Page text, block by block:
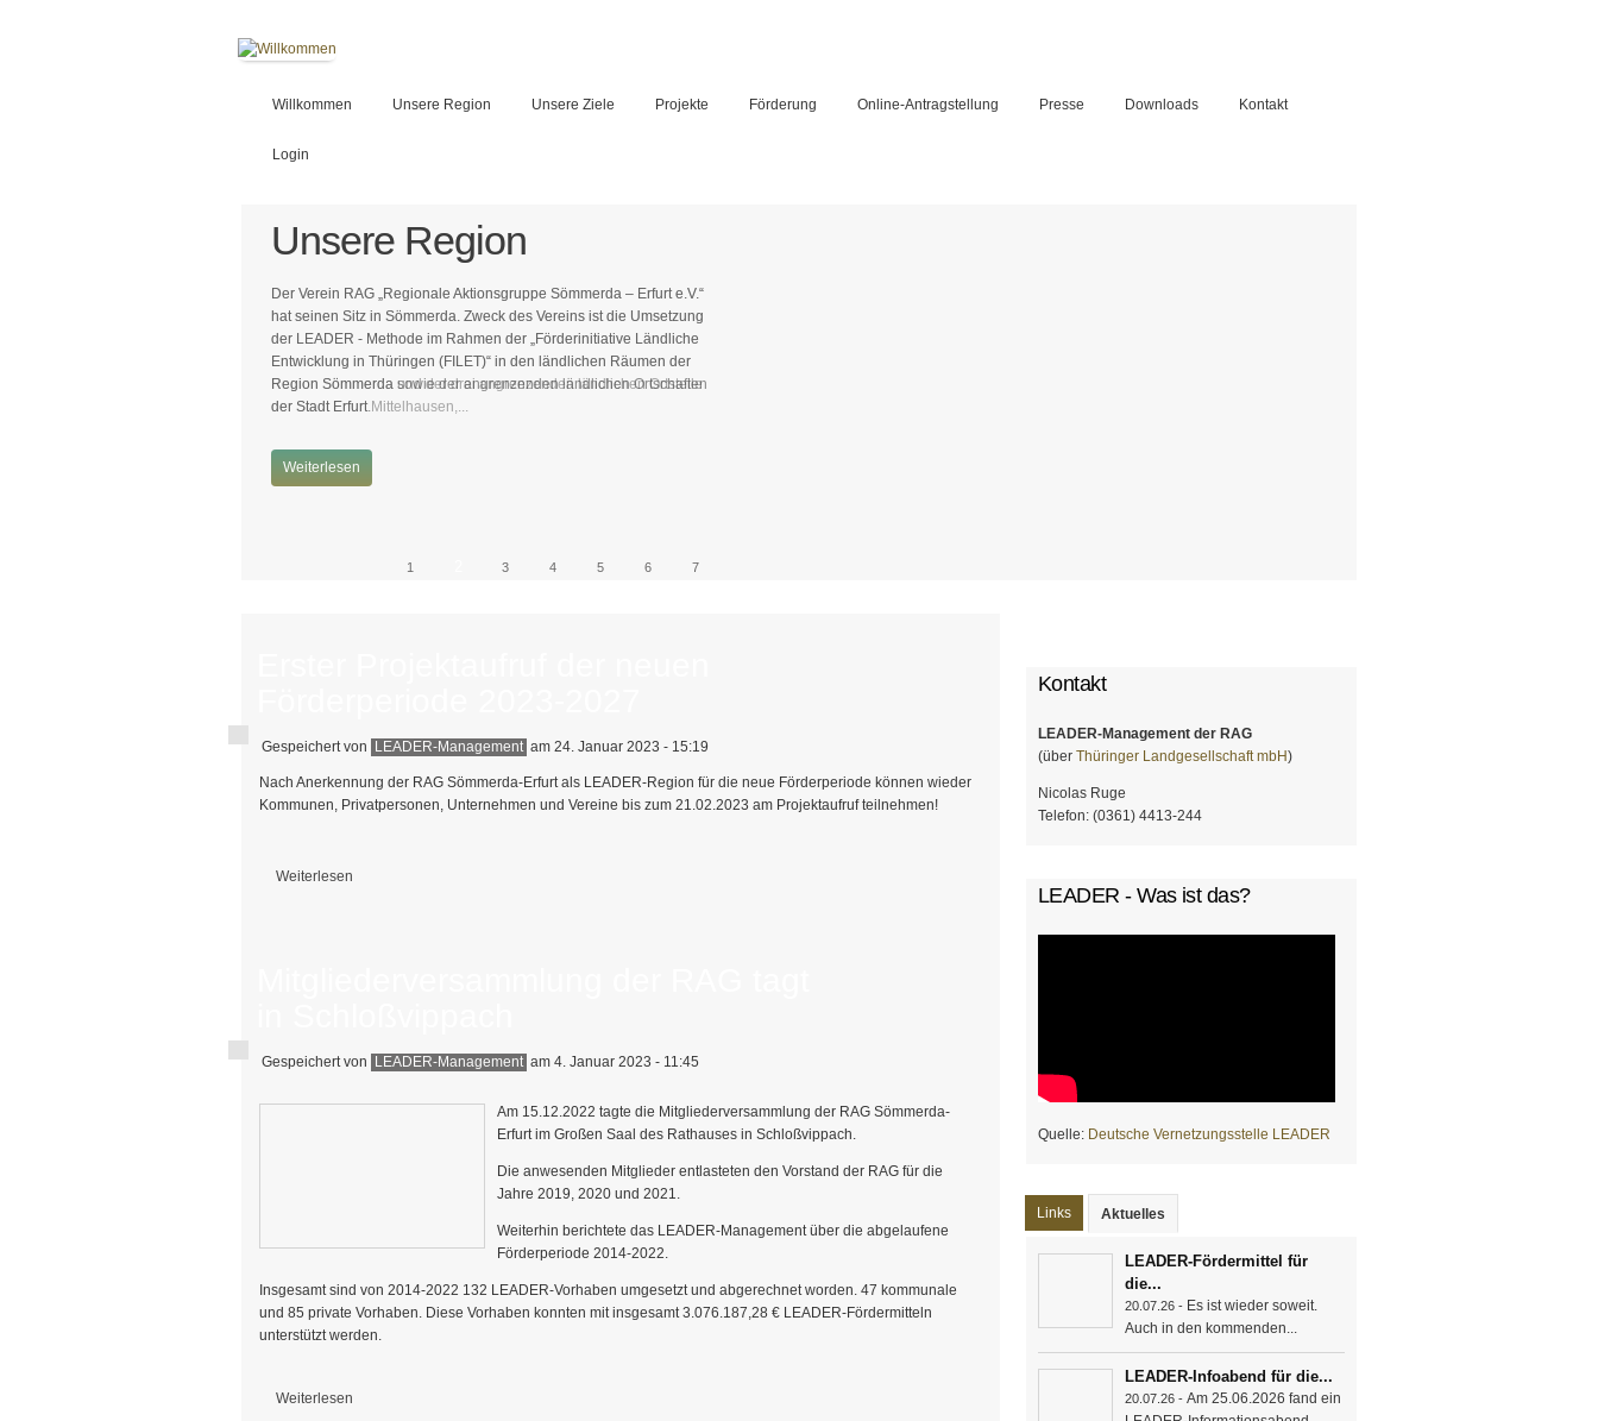
Willkommen Unsere Region Unsere Ziele Projekte Förderung Online-Antragstellung Presse Downloads Kontakt
Login
Unsere Region
Der Verein RAG „Regionale Aktionsgruppe Sömmerda – Erfurt e.V.“
hat seinen Sitz in Sömmerda. Zweck des Vereins ist die Umsetzung
der LEADER - Methode im Rahmen der „Förderinitiative Ländliche
Entwicklung in Thüringen (FILET)“ in den ländlichen Räumen der
Region Sömmerda sowie der angrenzenden ländlichen Ortschaften
der Stadt Erfurt.
Weiterlesen
1 3 4 5 6 7
Kontakt
LEADER-Management der RAG
(über Thüringer Landgesellschaft mbH)
Nicolas Ruge
Telefon: (0361) 4413-244
LEADER - Was ist das?
Quelle: Deutsche Vernetzungsstelle LEADER
Links Aktuelles
LEADER-Fördermittel für
die...
20.07.26 - Es ist wieder soweit.
Auch in den kommenden...
LEADER-Infoabend für die...
20.07.26 - Am 25.06.2026 fand ein
Gespeichert von LEADER-Management am 24. Januar 2023 - 15:19
Nach Anerkennung der RAG Sömmerda-Erfurt als LEADER-Region für die neue Förderperiode können wieder
Kommunen, Privatpersonen, Unternehmen und Vereine bis zum 21.02.2023 am Projektaufruf teilnehmen!
Weiterlesen
Gespeichert von LEADER-Management am 4. Januar 2023 - 11:45
Am 15.12.2022 tagte die Mitgliederversammlung der RAG Sömmerda-
Erfurt im Großen Saal des Rathauses in Schloßvippach.
Die anwesenden Mitglieder entlasteten den Vorstand der RAG für die
Jahre 2019, 2020 und 2021.
Weiterhin berichtete das LEADER-Management über die abgelaufene
Förderperiode 2014-2022.
Insgesamt sind von 2014-2022 132 LEADER-Vorhaben umgesetzt und abgerechnet worden. 47 kommunale
und 85 private Vorhaben. Diese Vorhaben konnten mit insgesamt 3.076.187,28 € LEADER-Fördermitteln
unterstützt werden.
Weiterlesen